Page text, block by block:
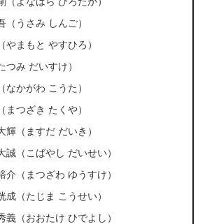
（うさみ しんご）
やまもと やすひろ）
つみ だいすけ）
なかがわ こうた）
まつざき たくや）
輝（ますだ だいき）
誠（こばやし だいせい）
介（まつざわ ゆうすけ）
成（たじま こうせい）
義（おおたけ ひでよし）